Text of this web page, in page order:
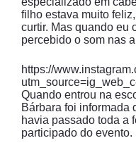
filho estava muito
curtir. Mas quando eu
percebido o som nas
https://
Quando entrou na
Bárbara foi informada
havia passado toda a
participado do evento.